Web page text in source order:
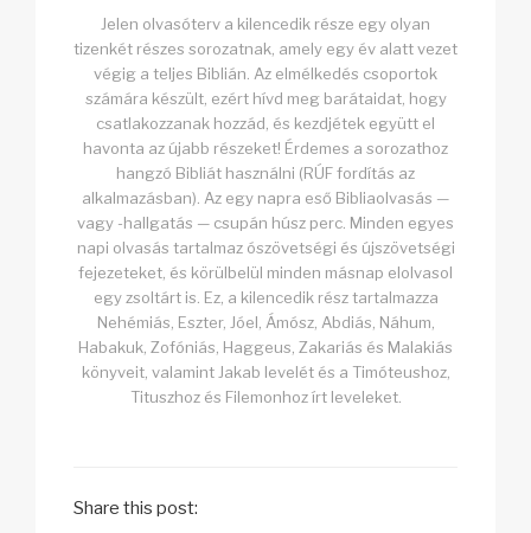
Jelen olvasóterv a kilencedik része egy olyan
tizenkét részes sorozatnak, amely egy év alatt vezet
végig a teljes Biblián. Az elmélkedés csoportok
számára készült, ezért hívd meg barátaidat, hogy
csatlakozzanak hozzád, és kezdjétek együtt el
havonta az újabb részeket! Érdemes a sorozathoz
hangzó Bibliát használni (RÚF fordítás az
alkalmazásban). Az egy napra eső Bibliaolvasás —
vagy -hallgatás — csupán húsz perc. Minden egyes
napi olvasás tartalmaz ószövetségi és újszövetségi
fejezeteket, és körülbelül minden másnap elolvasol
egy zsoltárt is. Ez, a kilencedik rész tartalmazza
Nehémiás, Eszter, Jóel, Ámósz, Abdiás, Náhum,
Habakuk, Zofóniás, Haggeus, Zakariás és Malakiás
könyveit, valamint Jakab levelét és a Timóteushoz,
Tituszhoz és Filemonhoz írt leveleket.
Share this post: